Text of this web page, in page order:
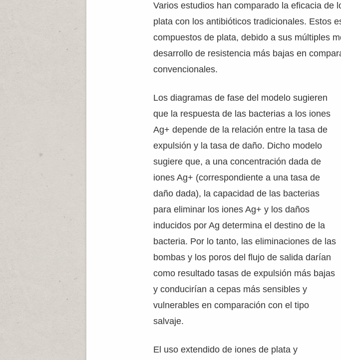
Varios estudios han comparado la eficacia de
plata con los antibióticos tradicionales. Estos
compuestos de plata, debido a sus múltiples
desarrollo de resistencia más bajas en
convencionales.
Los diagramas de fase del modelo sugieren
que la respuesta de las bacterias a los iones
Ag+ depende de la relación entre la tasa de
expulsión y la tasa de daño. Dicho modelo
sugiere que, a una concentración dada de
iones Ag+ (correspondiente a una tasa de
daño dada), la capacidad de las bacterias
para eliminar los iones Ag+ y los daños
inducidos por Ag determina el destino de la
bacteria. Por lo tanto, las eliminaciones de las
bombas y los poros del flujo de salida darían
como resultado tasas de expulsión más bajas
y conducirían a cepas más sensibles y
vulnerables en comparación con el tipo
salvaje.
El uso extendido de iones de plata y